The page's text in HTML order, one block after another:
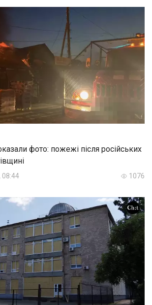
фото: пожежі після російських
08:44 1076